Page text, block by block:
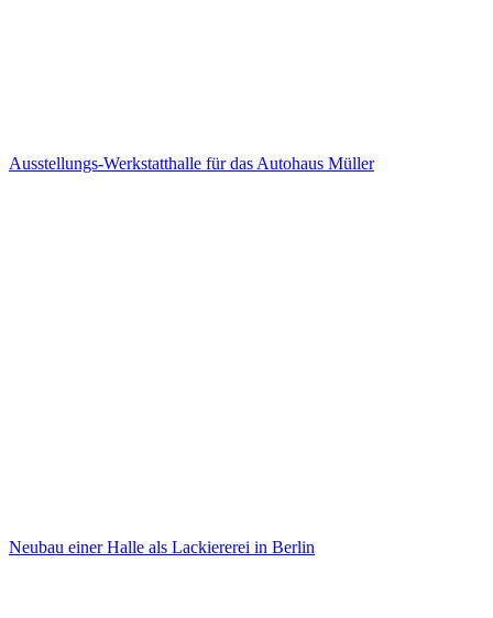
Ausstellungs-Werkstatthalle für das Autohaus Müller
Neubau einer Halle als Lackiererei in Berlin